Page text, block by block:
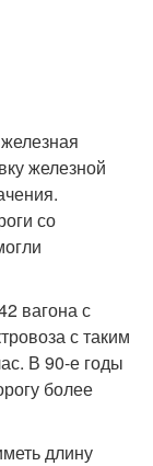
железной
со
вагона с
с таким
В 90-е годы
более
длину